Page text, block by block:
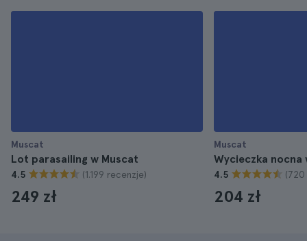
Muscat
Lot parasailing w Muscat
4.5 (1.199 recenzje)
249 zł
Muscat
Wycieczka nocna
4.5
204 zł